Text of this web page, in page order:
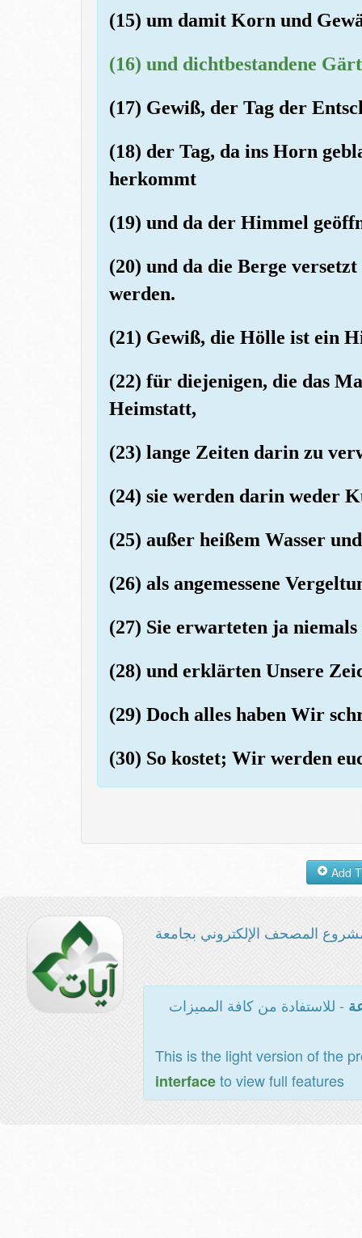
(15) um damit Korn und
(16) und dichtbestandene
(17) Gewiß, der Tag der
(18) der Tag, da ins Horn
herkommt
(19) und da der Himmel
(20) und da die Berge
werden.
(21) Gewiß, die Hölle ist ein
(22) für diejenigen, die das
Heimstatt,
(23) lange Zeiten darin zu
(24) sie werden darin weder
(25) außer heißem Wasser
(26) als angemessene
(27) Sie erwarteten ja
(28) und erklärten Unsere
(29) Doch alles haben Wir
(30) So kostet; Wir werden
المصحف الإلكتروني بجامعة
- للاستفادة من كافة المميزات
This is the light version of the
interfaceto view full features